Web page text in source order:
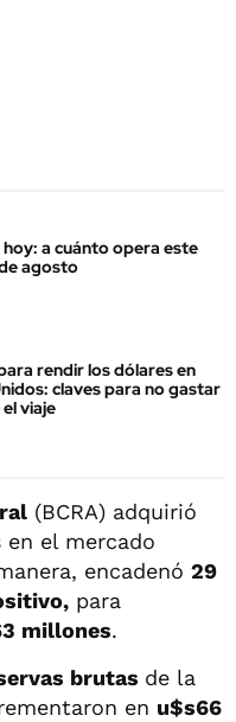
hoy: a cuánto opera este
agosto
rendir los dólares en
claves para no gastar
viaje
(BCRA) adquirió
en el mercado
encadenó 29
para
millones.
brutas de la
en u$s66